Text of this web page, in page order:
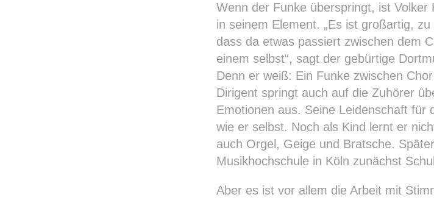
Wenn der Funke überspringt, ist Volker
in seinem Element. „Es ist großartig, zu
dass da etwas passiert zwischen dem
einem selbst“, sagt der gebürtige
Denn er weiß: Ein Funke zwischen Chor
Dirigent springt auch auf die Zuhörer
Emotionen aus. Seine Leidenschaft für
wie er selbst. Noch als Kind lernt er
auch Orgel, Geige und Bratsche.
Musikhochschule in Köln zunächst
Aber es ist vor allem die Arbeit mit